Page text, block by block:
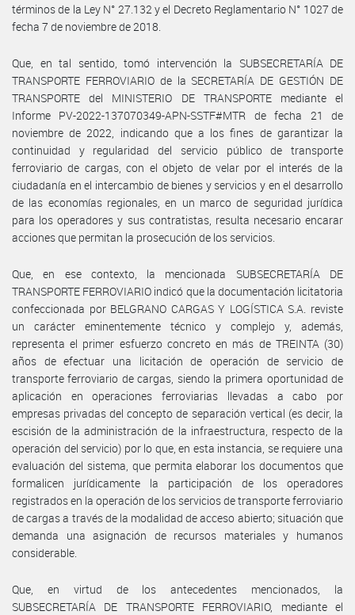
términos de la Ley N° 27.132 y el Decreto Reglamentario N° 1027 de
fecha 7 de noviembre de 2018.
Que, en tal sentido, tomó intervención la SUBSECRETARÍA DE
TRANSPORTE FERROVIARIO de la SECRETARÍA DE GESTIÓN DE
TRANSPORTE del MINISTERIO DE TRANSPORTE mediante el
Informe PV-2022-137070349-APN-SSTF#MTR de fecha 21 de
noviembre de 2022, indicando que a los fines de garantizar la
continuidad y regularidad del servicio público de transporte
ferroviario de cargas, con el objeto de velar por el interés de la
ciudadanía en el intercambio de bienes y servicios y en el desarrollo
de las economías regionales, en un marco de seguridad jurídica
para los operadores y sus contratistas, resulta necesario encarar
acciones que permitan la prosecución de los servicios.
Que, en ese contexto, la mencionada SUBSECRETARÍA DE
TRANSPORTE FERROVIARIO indicó que la documentación licitatoria
confeccionada por BELGRANO CARGAS Y LOGÍSTICA S.A. reviste
un carácter eminentemente técnico y complejo y, además,
representa el primer esfuerzo concreto en más de TREINTA (30)
años de efectuar una licitación de operación de servicio de
transporte ferroviario de cargas, siendo la primera oportunidad de
aplicación en operaciones ferroviarias llevadas a cabo por
empresas privadas del concepto de separación vertical (es decir, la
escisión de la administración de la infraestructura, respecto de la
operación del servicio) por lo que, en esta instancia, se requiere una
evaluación del sistema, que permita elaborar los documentos que
formalicen jurídicamente la participación de los operadores
registrados en la operación de los servicios de transporte ferroviario
de cargas a través de la modalidad de acceso abierto; situación que
demanda una asignación de recursos materiales y humanos
considerable.
Que, en virtud de los antecedentes mencionados, la
SUBSECRETARÍA DE TRANSPORTE FERROVIARIO, mediante el